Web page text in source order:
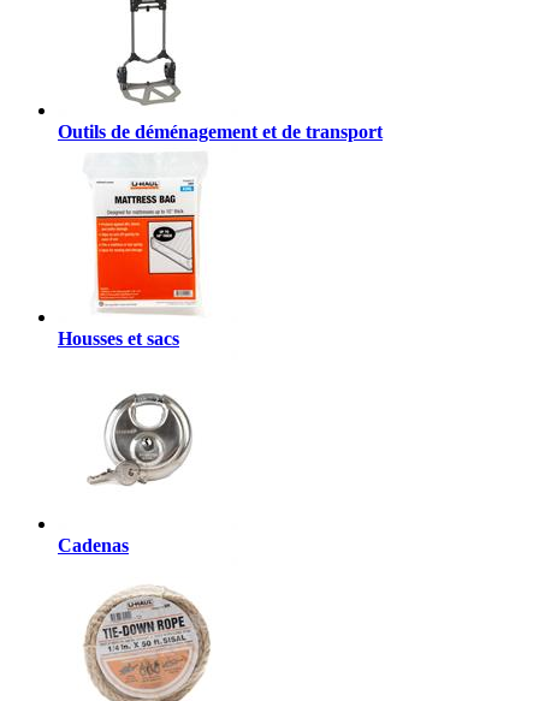
Outils de déménagement et de transport
Housses et sacs
Cadenas